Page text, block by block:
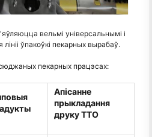
вельмі універсальнымі і
ўпакоўкі пекарных вырабаў.
пекарных працэсах:
Апісанне
прыкладання
друку TTO